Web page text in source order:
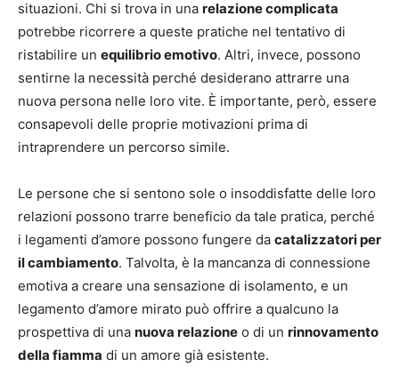
situazioni. Chi si trova in una relazione complicata
potrebbe ricorrere a queste pratiche nel tentativo di
ristabilire un equilibrio emotivo. Altri, invece, possono
sentirne la necessità perché desiderano attrarre una
nuova persona nelle loro vite. È importante, però, essere
consapevoli delle proprie motivazioni prima di
intraprendere un percorso simile.
Le persone che si sentono sole o insoddisfatte delle loro
relazioni possono trarre beneficio da tale pratica, perché
i legamenti d’amore possono fungere da catalizzatori per
il cambiamento. Talvolta, è la mancanza di connessione
emotiva a creare una sensazione di isolamento, e un
legamento d’amore mirato può offrire a qualcuno la
prospettiva di una nuova relazione o di un rinnovamento
della fiamma di un amore già esistente.